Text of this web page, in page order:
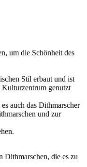
um die Schönheit des
Stil erbaut und ist
Kulturzentrum genutzt
auch das Dithmarscher
und zur
Dithmarschen, die es zu